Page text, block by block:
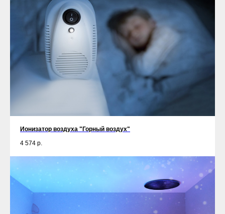
Ионизатор воздуха "Горный воздух"
4 574 р.